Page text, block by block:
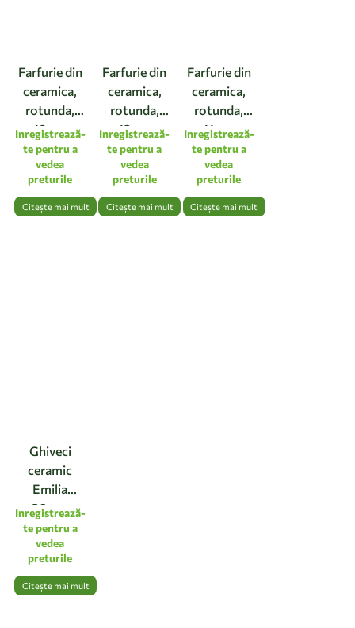
Farfurie din
ceramica,
rotunda,
19cm,
culoarea
natur
Inregistrează-
te pentru a
vedea
preturile
Citește mai mult
Farfurie din
ceramica,
rotunda,
13cm,
culoarea
natur
Inregistrează-
te pentru a
vedea
preturile
Citește mai mult
Farfurie din
ceramica,
rotunda,
11cm,
culoarea
natur
Inregistrează-
te pentru a
vedea
preturile
Citește mai mult
Ghiveci
ceramic
Emilia
20cm,
culoarea
natur
Inregistrează-
te pentru a
vedea
preturile
Citește mai mult